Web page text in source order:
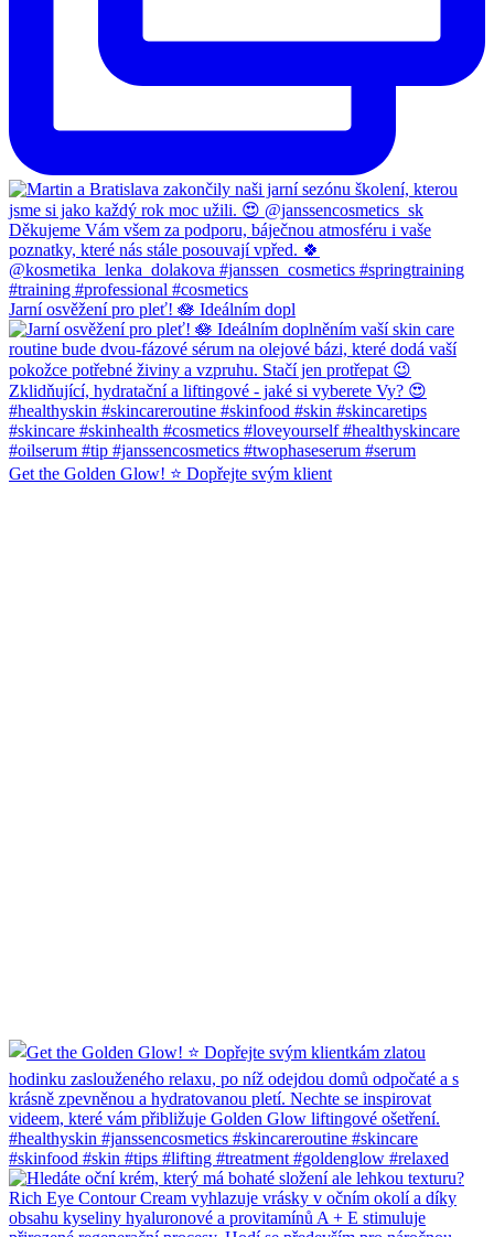
Jarní osvěžení pro pleť! 🪷 Ideálním dopl
Get the Golden Glow! ⭐️ Dopřejte svým klient